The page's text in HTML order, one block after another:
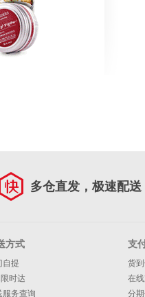
多仓直发，极速配送
方式
自提
时达
服务查询
支
货
在
分